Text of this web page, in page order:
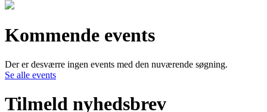
Kommende events
Der er desværre ingen events med den nuværende søgning.
Se alle events
Tilmeld nyhedsbrev